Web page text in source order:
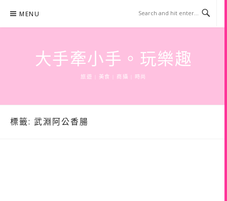
content
MENU
大手牽小手。玩樂趣
旅遊 | 美食 | 商攝 | 時尚
標籤: 武淵阿公香腸